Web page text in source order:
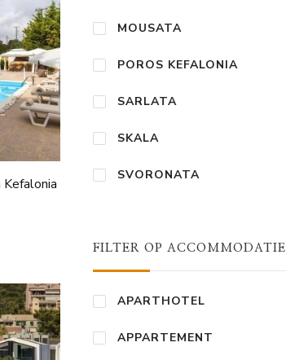
MOUSATA
POROS KEFALONIA
SARLATA
SKALA
SVORONATA
FILTER OP ACCOMMODATIE
APARTHOTEL
APPARTEMENT